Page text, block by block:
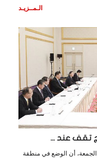
الـمــزيـد
تقف عند ...
أن الوضع في منطقة